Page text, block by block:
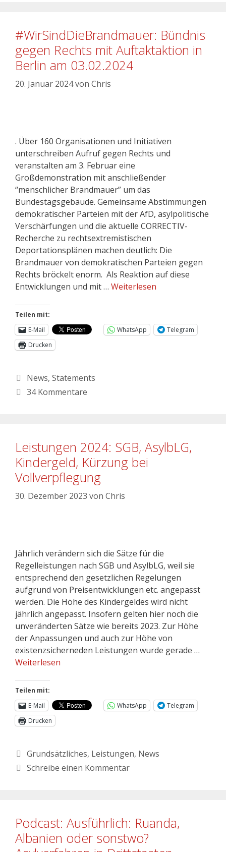
#WirSindDieBrandmauer: Bündnis
gegen Rechts mit Auftaktaktion in
Berlin am 03.02.2024
20. Januar 2024von Chris
. Über 160 Organisationen und Initiativen
unterschreiben Aufruf gegen Rechts und
veranstalten am 3. Februar eine
Großdemonstration mit anschließender
“menschlicher Brandmauer” um das
Bundestagsgebäude. Gemeinsame Abstimmungen
demokratischer Parteien mit der AfD, asylpolitische
Verschärfungen und die aktuelle CORRECTIV-
Recherche zu rechtsextremistischen
Deportationsplänen machen deutlich: Die
Brandmauer von demokratischen Parteien gegen
Rechts bröckelt enorm. Als Reaktion auf diese
Entwicklungen und mit … Weiterlesen
Teilen mit:
E-Mail
WhatsApp
Telegram
Drucken
News, Statements
34 Kommentare
Leistungen 2024: SGB, AsylbLG,
Kindergeld, Kürzung bei
Vollverpflegung
30. Dezember 2023 von Chris
Jährlich verändern sich die Sätze für die
Regelleistungen nach SGB und AsylbLG, weil sie
entsprechend den gesetzlichen Regelungen
aufgrund von Preisentwicklungen etc. angepasst
werden. Die Höhe des Kindergeldes wird nicht
jährlich angepasst. Insofern gelten hier noch die
unveränderten Sätze wie bereits 2023. Zur Höhe
der Anpassungen und auch zur Höhe von
existenzsicherneden Leistungen wurde gerade …
Weiterlesen
Teilen mit:
E-Mail
WhatsApp
Telegram
Drucken
Grundsätzliches, Leistungen, News
Schreibe einen Kommentar
Podcast: Ausführlich: Ruanda,
Albanien oder sonstwo?